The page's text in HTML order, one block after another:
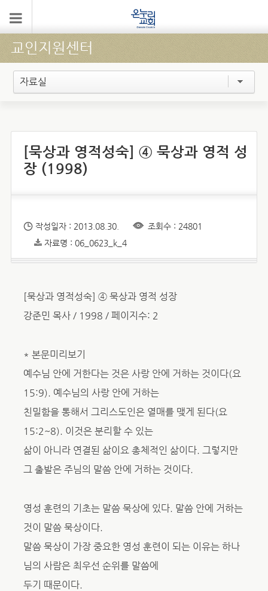
교인지원센터
자료실
[묵상과 영적성숙] ④ 묵상과 영적 성
장 (1998)
작성일자 : 2013.08.30.
조회수 : 24801
자료명 : 06_0623_k_4
[묵상과 영적성숙] ④ 묵상과 영적 성장
강준민 목사 / 1998 / 페이지수: 2
* 본문미리보기
예수님 안에 거한다는 것은 사랑 안에 거하는 것이다(요
15:9). 예수님의 사랑 안에 거하는
친밀함을 통해서 그리스도인은 열매를 맺게 된다(요
15:2~8). 이것은 분리할 수 있는
삶이 아니라 연결된 삶이요 총체적인 삶이다. 그렇지만
그 출발은 주님의 말씀 안에 거하는 것이다.
영성 훈련의 기초는 말씀 묵상에 있다. 말씀 안에 거하는
것이 말씀 묵상이다.
말씀 묵상이 가장 중요한 영성 훈련이 되는 이유는 하나
님의 사람은 최우선 순위를 말씀에
두기 때문이다.